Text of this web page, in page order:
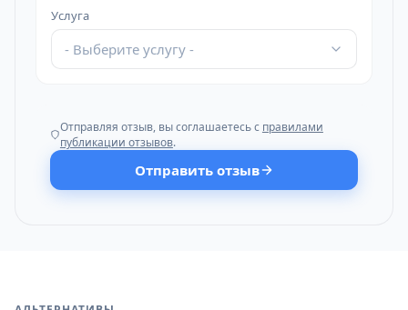
Услуга
- Выберите услугу -
Отправляя отзыв, вы соглашаетесь с правилами
публикации отзывов.
Отправить отзыв